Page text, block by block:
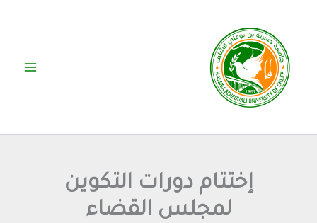
المحتوى
إختتام دورات التكوين
لمجلس القضاء